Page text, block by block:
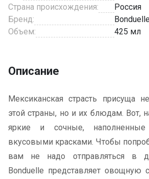
Страна происхождения:
Россия
Бренд:
Объем:
425 мл
Описание
Мексиканская страсть присуща
этой страны, но и их блюдам. Вот,
яркие и сочные, наполненные
вкусовыми красками. Чтобы
вам не надо отправляться в
Bonduelle представляет овощную